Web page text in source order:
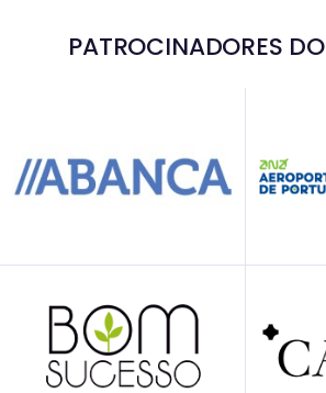
PATROCINADORES